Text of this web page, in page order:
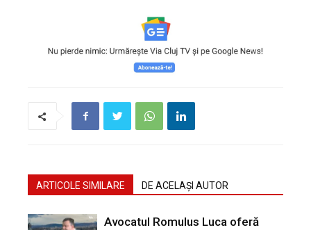
ARTICOLE SIMILARE DE ACELAȘI AUTOR
Avocatul Romulus Luca oferă